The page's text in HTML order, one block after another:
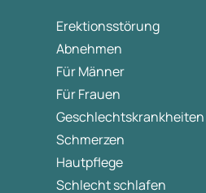
Erektionsstörung
Abnehmen
Für Männer
Für Frauen
Geschlechtskrankheiten
Schmerzen
Hautpflege
Schlecht schlafen